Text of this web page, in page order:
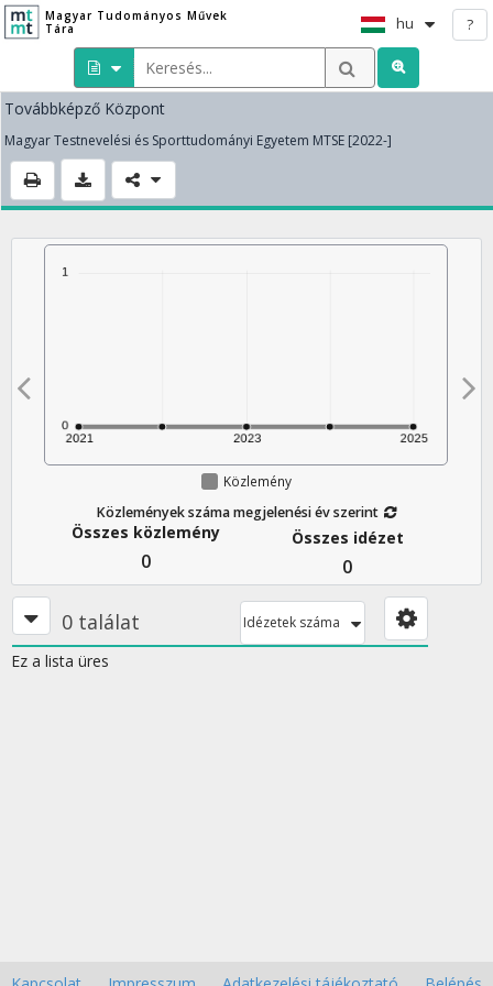
Magyar Tudományos Művek
Tára
hu ?
Továbbképző Központ
Magyar Testnevelési és Sporttudományi Egyetem MTSE [2022-]
Közlemény
Közlemények száma megjelenési év szerint
Összes közlemény
0
Összes idézet
0
0 találat Idézetek száma
Ez a lista üres